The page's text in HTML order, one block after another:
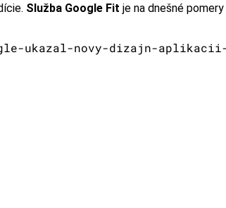
Služba Google Fit je na dnešné
ukazal-novy-dizajn-